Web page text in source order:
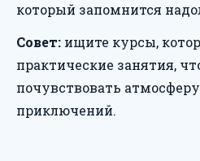
который запомнится
Совет: ищите курсы,
практические занятия,
почувствовать
приключений.